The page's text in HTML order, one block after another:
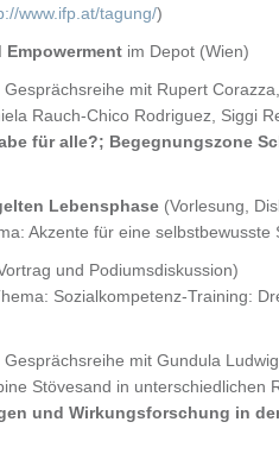
www.ifp.at/tagung/)
Empowerment im Depot (Wien)
mit Rupert
Rauch-Chico Rodriguez, Siggi
für alle?; Begegnungszone
Lebensphase (Vorlesung,
Akzente für eine selbstbewusste
und Podiumsdiskussion)
Sozialkompetenz-Training:
mit Gundula
Stövesand in unterschiedlichen
und Wirkungsforschung in